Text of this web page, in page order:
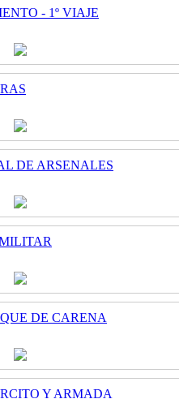
- 1º VIAJE
DE ARSENALES
DE CARENA
Y ARMADA